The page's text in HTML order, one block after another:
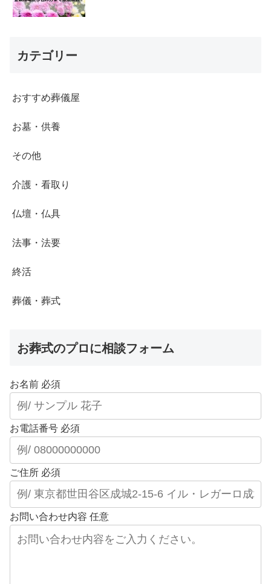
カテゴリー
おすすめ葬儀屋
お墓・供養
その他
介護・看取り
仏壇・仏具
法事・法要
終活
葬儀・葬式
お葬式のプロに相談フォーム
お名前 必須
お電話番号 必須
ご住所 必須
お問い合わせ内容 任意